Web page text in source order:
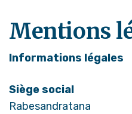
Mentions
Informations légales
Siège social
Rabesandratana